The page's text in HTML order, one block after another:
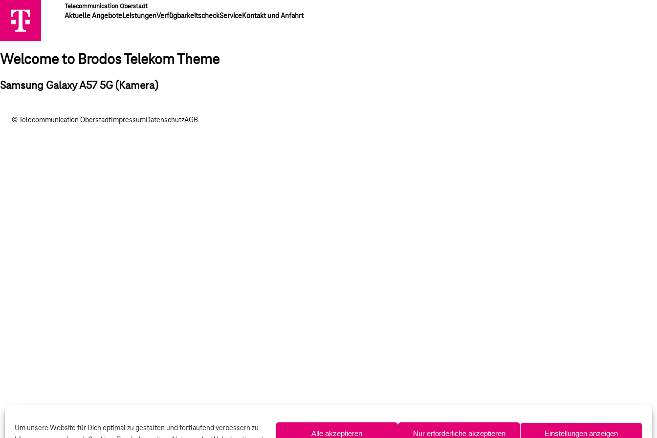
Um unsere Website für Dich optimal zu gestalten und fortlaufend verbessern zu
Alle akzeptieren Nur erforderliche akzeptieren Einstellungen anzeigen
Telecommunication Oberstadt
Aktuelle AngeboteLeistungenVerfügbarkeitscheckServiceKontakt und Anfahrt
Welcome to Brodos Telekom Theme
Samsung Galaxy A57 5G (Kamera)
© Telecommunication Oberstadt ImpressumDatenschutzAGB